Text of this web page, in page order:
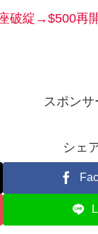
破綻→$500再
スポンサ
シェ